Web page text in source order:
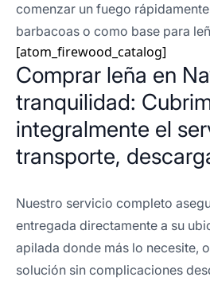
comenzar un fuego
barbacoas o como base para
[atom_firewood_catalog]
Comprar leña en
tranquilidad:
integralmente el
transporte,
Nuestro servicio completo
entregada directamente a su
apilada donde más lo necesite,
solución sin complicaciones